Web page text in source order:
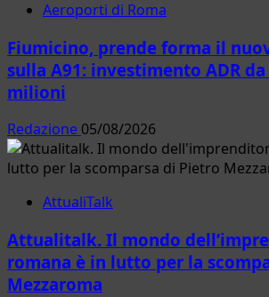
Aeroporti di Roma
Fiumicino, prende forma il
sulla A91: investimento ADR
milioni
Redazione 05/08/2026
AttualiTalk
Attualitalk. Il mondo
romana è in lutto per la
Mezzaroma